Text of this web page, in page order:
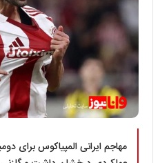
مهاجم ایرانی المپیاکوس برای